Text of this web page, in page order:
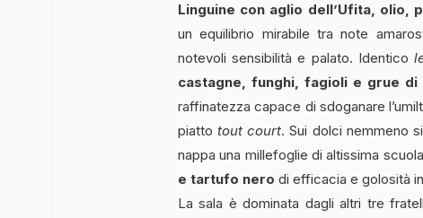
Linguine con aglio dell’Ufita, olio,
un equilibrio mirabile tra note
notevoli sensibilità e palato. Identico
castagne, funghi, fagioli e grue di
raffinatezza capace di sdoganare
piattotout court. Sui dolci nemmeno
nappa una millefoglie di altissima
e tartufo nero di efficacia e golosità
La sala è dominata dagli altri tre